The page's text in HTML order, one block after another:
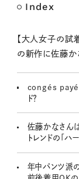
Index
【大人女子の
の新作に佐藤か
congés
ド？
佐藤かなさん
トレンドの「ハ
年中パンツ派